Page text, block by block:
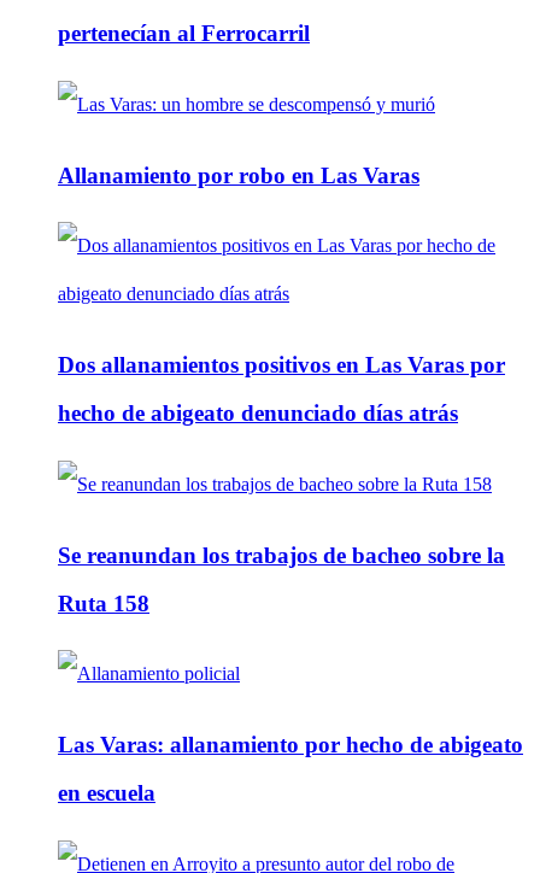
pertenecían al Ferrocarril
Allanamiento por robo en Las Varas
Dos allanamientos positivos en Las Varas por
hecho de abigeato denunciado días atrás
Se reanundan los trabajos de bacheo sobre la
Ruta 158
Las Varas: allanamiento por hecho de abigeato
en escuela